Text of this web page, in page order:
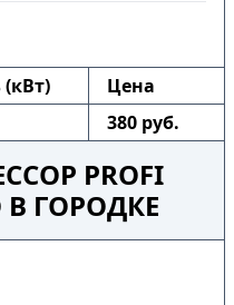
Цена
380 руб.
PROFI
В ГОРОДКЕ